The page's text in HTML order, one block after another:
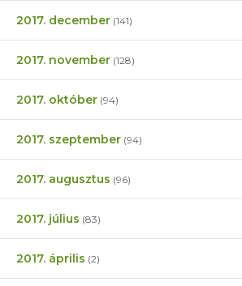
2017. december (141)
2017. november (128)
2017. október (94)
2017. szeptember (94)
2017. augusztus (96)
2017. július (83)
2017. április (2)